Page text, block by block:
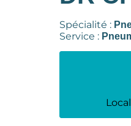
Spécialité :
Service :